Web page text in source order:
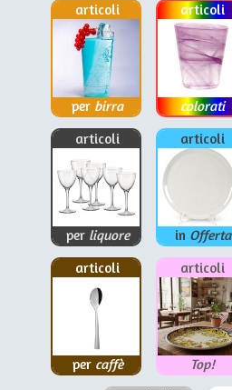
articoli
per birra
articoli
colorati
articoli
per liquore
articoli
in Offerta
articoli
per caffè
articoli
Top!